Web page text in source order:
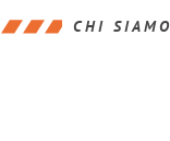
CHI SIAMO